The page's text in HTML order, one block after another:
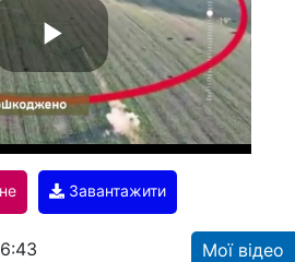
P
l
a
Завантажити
Мої відео